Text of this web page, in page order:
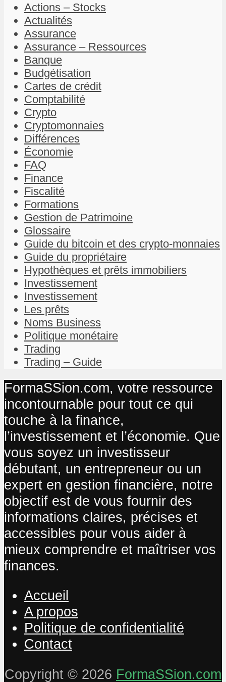
Actions – Stocks
Actualités
Assurance
Assurance – Ressources
Banque
Budgétisation
Cartes de crédit
Comptabilité
Crypto
Cryptomonnaies
Différences
Économie
FAQ
Finance
Fiscalité
Formations
Gestion de Patrimoine
Glossaire
Guide du bitcoin et des crypto-monnaies
Guide du propriétaire
Hypothèques et prêts immobiliers
Investissement
Investissement
Les prêts
Noms Business
Politique monétaire
Trading
Trading – Guide
FormaSSion.com, votre ressource
incontournable pour tout ce qui
touche à la finance,
l’investissement et l’économie. Que
vous soyez un investisseur
débutant, un entrepreneur ou un
expert en gestion financière, notre
objectif est de vous fournir des
informations claires, précises et
accessibles pour vous aider à
mieux comprendre et maîtriser vos
finances.
Accueil
A propos
Politique de confidentialité
Contact
Copyright © 2026 FormaSSion.com